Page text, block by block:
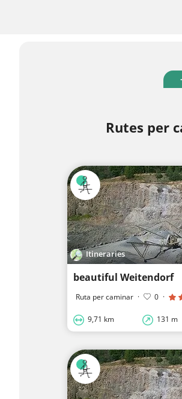
Rutes per
Itineraries
beautiful Weitendorf
Ruta per caminar · 0 ·
9,71 km 131 m